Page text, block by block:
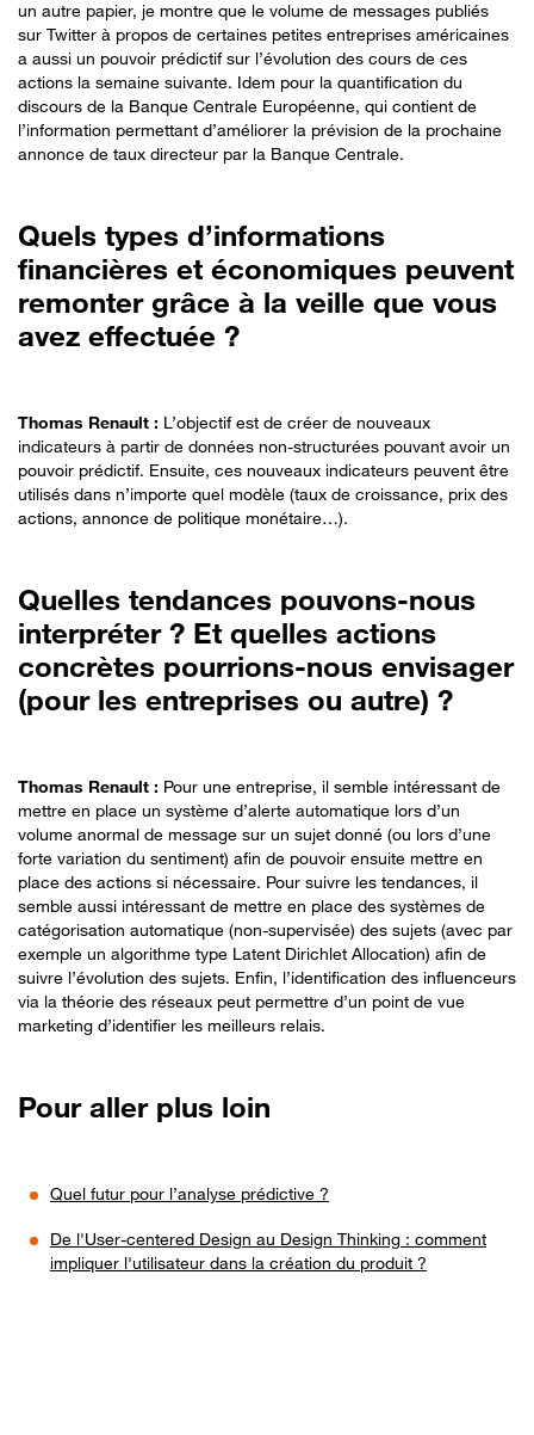
un autre papier, je montre que le volume de messages publiés
sur Twitter à propos de certaines petites entreprises américaines
a aussi un pouvoir prédictif sur l’évolution des cours de ces
actions la semaine suivante. Idem pour la quantification du
discours de la Banque Centrale Européenne, qui contient de
l’information permettant d’améliorer la prévision de la prochaine
annonce de taux directeur par la Banque Centrale.
Quels types d’informations
financières et économiques peuvent
remonter grâce à la veille que vous
avez effectuée ?
Thomas Renault : L’objectif est de créer de nouveaux
indicateurs à partir de données non-structurées pouvant avoir un
pouvoir prédictif. Ensuite, ces nouveaux indicateurs peuvent être
utilisés dans n’importe quel modèle (taux de croissance, prix des
actions, annonce de politique monétaire…).
Quelles tendances pouvons-nous
interpréter ? Et quelles actions
concrètes pourrions-nous envisager
(pour les entreprises ou autre) ?
Thomas Renault : Pour une entreprise, il semble intéressant de
mettre en place un système d’alerte automatique lors d’un
volume anormal de message sur un sujet donné (ou lors d’une
forte variation du sentiment) afin de pouvoir ensuite mettre en
place des actions si nécessaire. Pour suivre les tendances, il
semble aussi intéressant de mettre en place des systèmes de
catégorisation automatique (non-supervisée) des sujets (avec par
exemple un algorithme type Latent Dirichlet Allocation) afin de
suivre l’évolution des sujets. Enfin, l’identification des influenceurs
via la théorie des réseaux peut permettre d’un point de vue
marketing d’identifier les meilleurs relais.
Pour aller plus loin
Quel futur pour l’analyse prédictive ?
De l'User-centered Design au Design Thinking : comment
impliquer l'utilisateur dans la création du produit ?